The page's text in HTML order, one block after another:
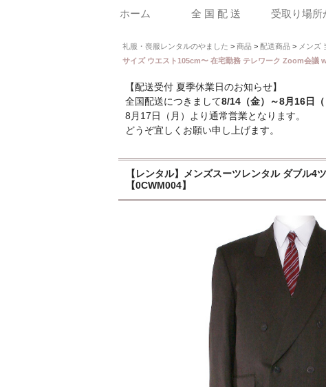
ホーム 全 国 配 送 受取り場所
礼服・喪服レンタルのやました > 商品> 配送商品> メンズ
サイズ ウエスト105cm〜 在宅勤務 テレワーク Zoom会議
【配送受付 夏季休業日のお知らせ】
全国配送につきまして8/14（金）～8月16日
8月17日（月）より通常営業となります。
どうぞ宜しくお願い申し上げます。
【レンタル】メンズスーツレンタル ダブル
【0CWM004】